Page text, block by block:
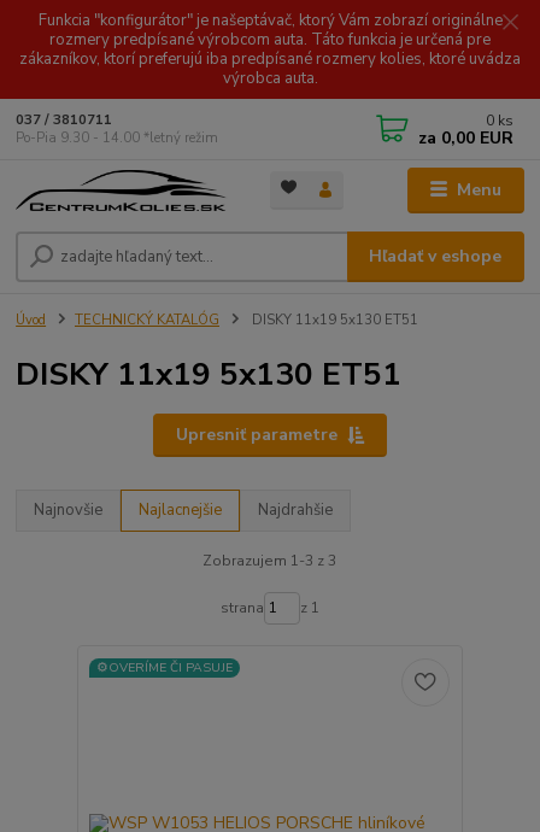
Funkcia "konfigurátor" je našeptávač, ktorý Vám zobrazí originálne
rozmery predpísané výrobcom auta. Táto funkcia je určená pre
zákazníkov, ktorí preferujú iba predpísané rozmery kolies, ktoré uvádza
výrobca auta.
Menu
Hľadať v eshope
037 / 3810711
Po-Pia 9.30 - 14.00 *letný režim
0 ks
za 0,00 EUR
Úvod TECHNICKÝ KATALÓG DISKY 11x19 5x130 ET51
DISKY 11x19 5x130 ET51
Upresniť parametre
Najnovšie Najlacnejšie Najdrahšie
Zobrazujem 1-3 z 3
strana z 1
⚙️OVERÍME ČI PASUJE